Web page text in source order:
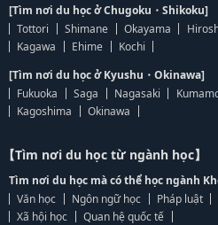
[Tìm nơi du học ở Chugoku・Shikoku]
Tottori
Shimane Okayama
Kagawa
Ehime
Kochi
[Tìm nơi du học ở Kyushu・Okinawa]
Fukuoka
Saga Nagasaki
Kagoshima
Okinawa
【Tìm nơi du học từ ngành học】
Tìm nơi du học mà có thể học ngành
Văn học
Ngôn ngữ học Pháp luật
Xã hội học
Quan hệ quốc tế